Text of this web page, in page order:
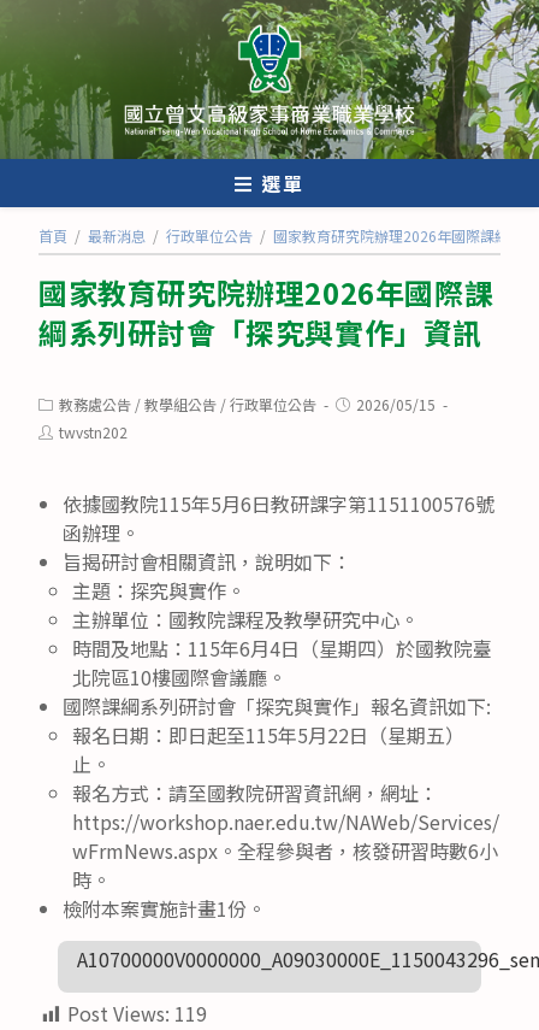
轉
至
主
要
內
選單
首頁 / 最新消息 / 行政單位公告 / 國家教育研究院辦理2026年國際課綱系
國家教育研究院辦理2026年國際課
綱系列研討會「探究與實作」資訊
Post
category:
教務處公告 /教學組公告 /行政單位公告
Post2026/05/15
Posttwvstn202
依據國教院115年5月6日教研課字第1151100576號
函辦理。
旨揭研討會相關資訊，說明如下：
主題：探究與實作。
主辦單位：國教院課程及教學研究中心。
時間及地點：115年6月4日（星期四）於國教院臺
北院區10樓國際會議廳。
國際課綱系列研討會「探究與實作」報名資訊如下:
報名日期：即日起至115年5月22日（星期五）
止。
報名方式：請至國教院研習資訊網，網址：
https://workshop.naer.edu.tw/NAWeb/Services/
wFrmNews.aspx。全程參與者，核發研習時數6小
時。
檢附本案實施計畫1份。
Post Views: 119